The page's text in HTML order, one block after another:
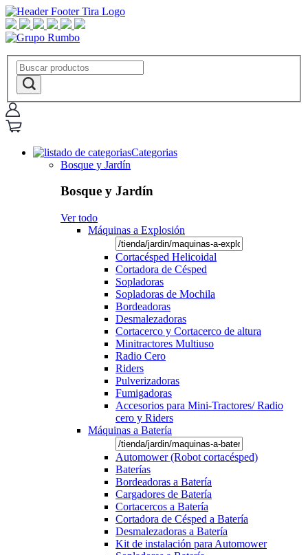
Categorias
Bosque y Jardín
Bosque y Jardín
Ver todo
Máquinas a Explosión
Cortacésped Helicoidal
Cortadora de Césped
Sopladoras
Sopladoras de Mochila
Bordeadoras
Desmalezadoras
Cortacerco y Cortacerco de altura
Minitractores Multiuso
Radio Cero
Riders
Pulverizadoras
Fumigadoras
Accesorios para Mini-Tractores/ Radio
cero y Riders
Máquinas a Batería
Automower (Robot cortacésped)
Baterías
Bordeadoras a Batería
Cargadores de Batería
Cortacercos a Batería
Cortadora de Césped a Batería
Desmalezadoras a Batería
Kit de instalación para Automower